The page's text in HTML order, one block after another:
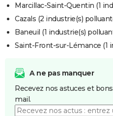
Marcillac-Saint-Quentin (1
Cazals (2 industrie(s)
Baneuil (1 industrie(s)
Saint-Front-sur-Lémance (1
A ne pas manquer
Recevez nos astuces et
mail.